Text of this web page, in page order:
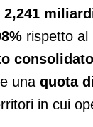
rispetto al
e una quota
in cui